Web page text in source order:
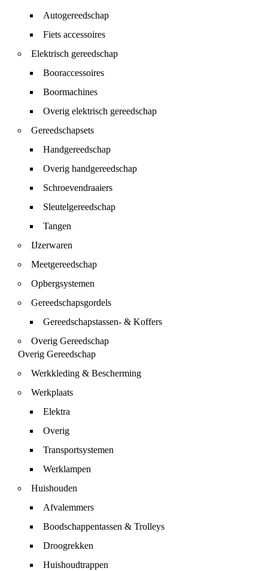
Autogereedschap
Fiets accessoires
Elektrisch gereedschap
Booraccessoires
Boormachines
Overig elektrisch gereedschap
Gereedschapsets
Handgereedschap
Overig handgereedschap
Schroevendraaiers
Sleutelgereedschap
Tangen
IJzerwaren
Meetgereedschap
Opbergsystemen
Gereedschapsgordels
Gereedschapstassen- & Koffers
Overig Gereedschap
Overig Gereedschap
Werkkleding & Bescherming
Werkplaats
Elektra
Overig
Transportsystemen
Werklampen
Huishouden
Afvalemmers
Boodschappentassen & Trolleys
Droogrekken
Huishoudtrappen